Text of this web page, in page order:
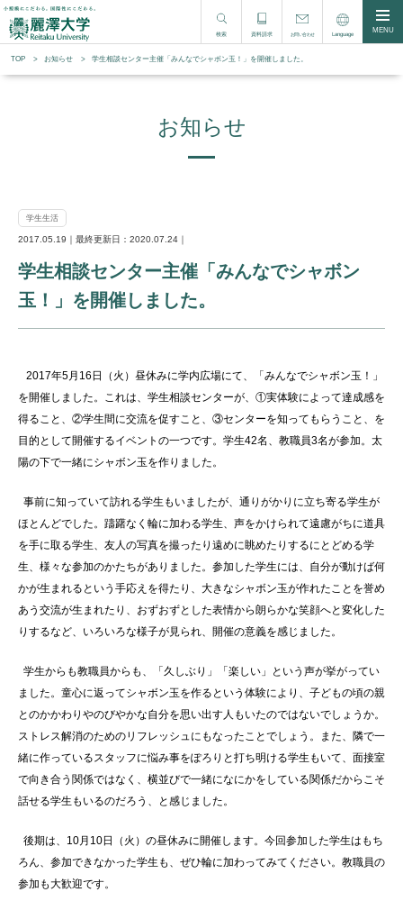
検索 資料請求 お問い合わせ Language MENU
TOP お知らせ 学生相談センター主催「みんなでシャボン玉！」を開催しました。
お知らせ
学生生活
2017.05.19｜最終更新日：2020.07.24｜
学生相談センター主催「みんなでシャボン
玉！」を開催しました。
2017年5月16日（火）昼休みに学内広場にて、「みんなでシャボン玉！」
を開催しました。これは、学生相談センターが、①実体験によって達成感を
得ること、②学生間に交流を促すこと、③センターを知ってもらうこと、を
目的として開催するイベントの一つです。学生42名、教職員3名が参加。太
陽の下で一緒にシャボン玉を作りました。
事前に知っていて訪れる学生もいましたが、通りがかりに立ち寄る学生が
ほとんどでした。躊躇なく輪に加わる学生、声をかけられて遠慮がちに道具
を手に取る学生、友人の写真を撮ったり遠めに眺めたりするにとどめる学
生、様々な参加のかたちがありました。参加した学生には、自分が動けば何
かが生まれるという手応えを得たり、大きなシャボン玉が作れたことを誉め
あう交流が生まれたり、おずおずとした表情から朗らかな笑顔へと変化した
りするなど、いろいろな様子が見られ、開催の意義を感じました。
学生からも教職員からも、「久しぶり」「楽しい」という声が挙がってい
ました。童心に返ってシャボン玉を作るという体験により、子どもの頃の親
とのかかわりやのびやかな自分を思い出す人もいたのではないでしょうか。
ストレス解消のためのリフレッシュにもなったことでしょう。また、隣で一
緒に作っているスタッフに悩み事をぽろりと打ち明ける学生もいて、面接室
で向き合う関係ではなく、横並びで一緒になにかをしている関係だからこそ
話せる学生もいるのだろう、と感じました。
後期は、10月10日（火）の昼休みに開催します。今回参加した学生はもち
ろん、参加できなかった学生も、ぜひ輪に加わってみてください。教職員の
参加も大歓迎です。